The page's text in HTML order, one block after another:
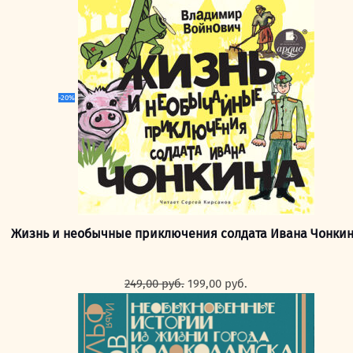
составляла
249,00 руб..
199,00 руб..
-20%
Жизнь и необычные приключения солдата Ивана
249,00руб. Первоначальная
цена
составляла
249,00 руб..
199,00 руб.
цена:
199,00 руб..